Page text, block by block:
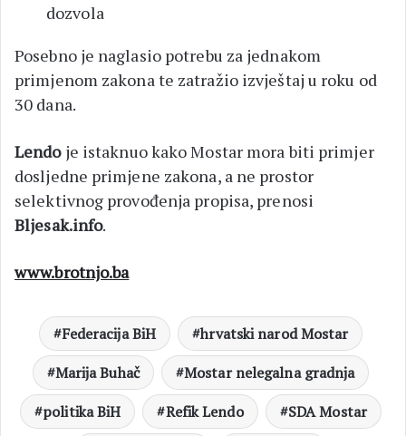
dozvola
Posebno je naglasio potrebu za jednakom
primjenom zakona te zatražio izvještaj u roku od
30 dana.
Lendoje istaknuo kako Mostar mora biti primjer
dosljedne primjene zakona, a ne prostor
selektivnog provođenja propisa, prenosi
Bljesak.info.
www.brotnjo.ba
Federacija BiH
hrvatski narod Mostar
Marija Buhač
Mostar nelegalna gradnja
politika BiH
Refik Lendo
SDA Mostar